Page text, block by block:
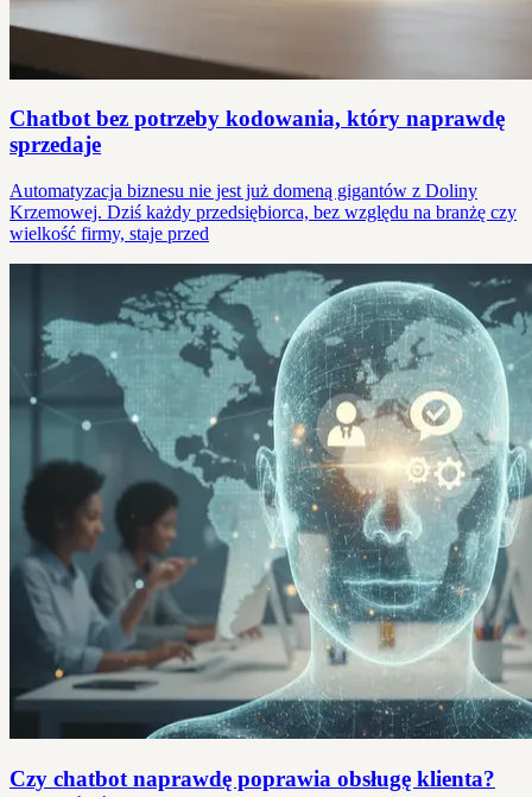
Chatbot bez potrzeby kodowania, który naprawdę
sprzedaje
Automatyzacja biznesu nie jest już domeną gigantów z Doliny
Krzemowej. Dziś każdy przedsiębiorca, bez względu na branżę czy
wielkość firmy, staje przed
Czy chatbot naprawdę poprawia obsługę klienta?